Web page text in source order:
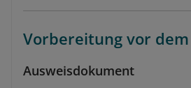
Vorbereitung vor dem
Ausweisdokument